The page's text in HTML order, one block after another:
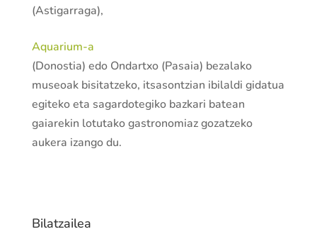
(Astigarraga),
Aquarium-a
(Donostia) edo Ondartxo (Pasaia) bezalako
museoak bisitatzeko, itsasontzian ibilaldi gidatua
egiteko eta sagardotegiko bazkari batean
gaiarekin lotutako gastronomiaz gozatzeko
aukera izango du.
Bilatzailea